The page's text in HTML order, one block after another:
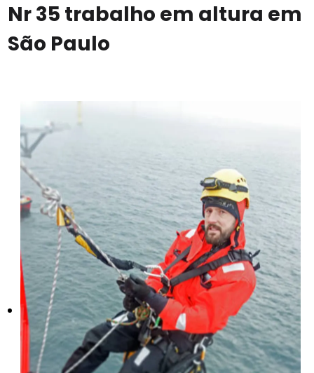
Nr 35 trabalho em altura em
São Paulo